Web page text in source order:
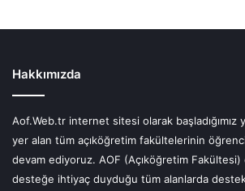
Hakkımızda
Aof.Web.tr internet sitesi olarak başladığımız
yer alan tüm açıköğretim fakültelerinin
devam ediyoruz. AOF (Açıköğretim
desteğe ihtiyaç duyduğu tüm alanlarda